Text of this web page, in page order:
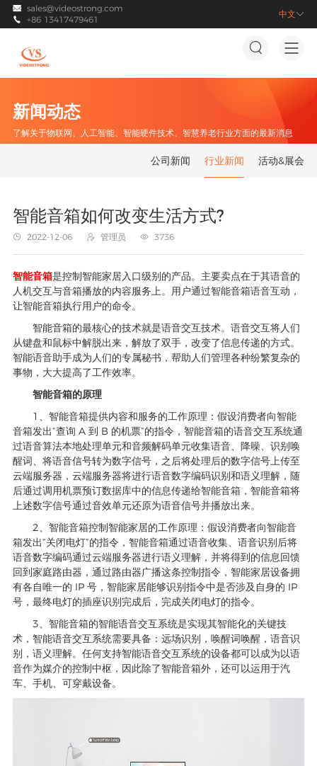
中文
 sales@videostrong.com
 +86 13417479461

新闻动态
了解关于物联网、人工智能、智能硬件技术、智慧养老行业方面的最新消息
公司新闻 行业新闻 活动&展会
智能音箱如何改变生活方式?
 2022-12-06  管理员  3736
智能音箱是控制智能家居入口级别的产品。主要卖点在于其语音的
人机交互与音箱播放的内容服务上。用户通过智能音箱语音互动，
让智能音箱执行用户的命令。
智能音箱的最核心的技术就是语音交互技术。语音交互将人们
从键盘和鼠标中解脱出来，解放了双手，改变了信息传递的方式。
智能语音助手成为人们的专属秘书，帮助人们管理各种纷繁复杂的
事物，大大提高了工作效率。
智能音箱的原理
1、智能音箱提供内容和服务的工作原理：假设消费者向智能
音箱发出“查询 A 到 B 的机票”的指令，智能音箱的语音交互系统通
过语音算法本地处理单元和音频解码单元收集语音、降噪、识别唤
醒词、将语音信号转为数字信号，之后将处理后的数字信号上传至
云端服务器，云端服务器将进行语音数字编码识别和语义理解，随
后通过调用机票预订数据库中的信息传递给智能音箱，智能音箱将
上述数字信号通过音效单元还原为语音信号并播放出来。
2、智能音箱控制智能家居的工作原理：假设消费者向智能音
箱发出“关闭电灯”的指令，智能音箱通过语音收集、语音识别后将
语音数字编码通过云端服务器进行语义理解，并将得到的信息回馈
回到家庭路由器，通过路由器广播这条控制指令，智能家居设备拥
有各自唯一的 IP 号，智能家居能够识别指令中是否涉及自身的 IP
号，最终电灯的插座识别完成后，完成关闭电灯的指令。
3、智能音箱的智能语音交互系统是实现其智能化的关键技
术，智能语音交互系统需要具备：远场识别，唤醒词唤醒，语音识
别，语义理解。任何支持智能语音交互系统的设备都可以成为以语
音作为媒介的控制中枢，因此除了智能音箱外，还可以运用于汽
车、手机、可穿戴设备。